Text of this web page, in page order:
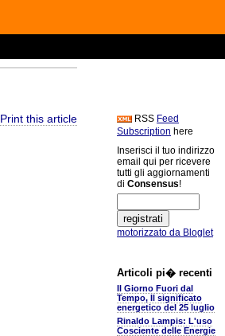
Print this article RSS Feed
Subscription here
Inserisci il tuo indirizzo
email qui per ricevere
tutti gli aggiornamenti
di Consensus!
motorizzato da Bloglet
Articoli pi� recenti
Il Giorno Fuori dal
Tempo, Il significato
energetico del 25 luglio
Rinaldo Lampis: L'uso
Cosciente delle Energie